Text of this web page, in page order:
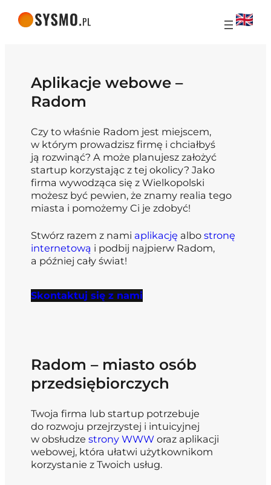
Aplikacje webowe –
Radom
Czy to właśnie Radom jest miejscem,
w którym prowadzisz firmę i chciałbyś
ją rozwinąć? A może planujesz założyć
startup korzystając z tej okolicy? Jako
firma wywodząca się z Wielkopolski
możesz być pewien, że znamy realia tego
miasta i pomożemy Ci je zdobyć!
Stwórz razem z nami aplikację albostronę
internetową i podbij najpierw Radom,
a później cały świat!
Skontaktuj się z nami
Radom – miasto osób
przedsiębiorczych
Twoja firma lub startup potrzebuje
do rozwoju przejrzystej i intuicyjnej
w obsłudzestrony WWW oraz aplikacji
webowej, która ułatwi użytkownikom
korzystanie z Twoich usług.